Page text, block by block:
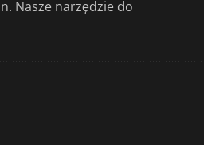
Nasze narzędzie do